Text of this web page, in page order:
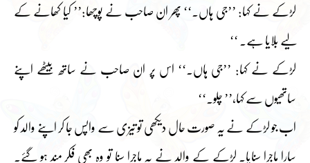
لڑکے نے کہا: ’’جی ہاں۔‘‘ پھر ان صاحب نے پوچھا:’’ کیا کھانے کے
لیے بلایا ہے۔ ‘‘
لڑکے نے کہا: ’’جی ہاں۔‘‘ اس پر ان صاحب نے ساتھ بیٹھے اپنے
ساتھیوں سے کہا،’’ چلو۔‘‘
اب جو لڑکے نے یہ صورت حال دیکھی تو تیزی سے واپس جا کر اپنے والد کو
سارا ماجرا سنایا۔ لڑکے کے والد نے یہ ماجرا سنا تو وہ بھی فکر مند ہو گئے۔